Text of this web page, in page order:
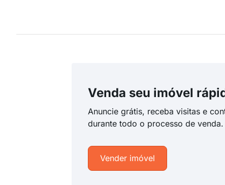
Venda seu imóvel
Anuncie grátis, receba visitas e
durante todo o processo de venda.
Vender imóvel